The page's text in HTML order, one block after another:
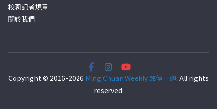
校園記者規章
關於我們
Copyright © 2016-2026 Ming Chuan Weekly 銘傳一週. All rights
reserved.